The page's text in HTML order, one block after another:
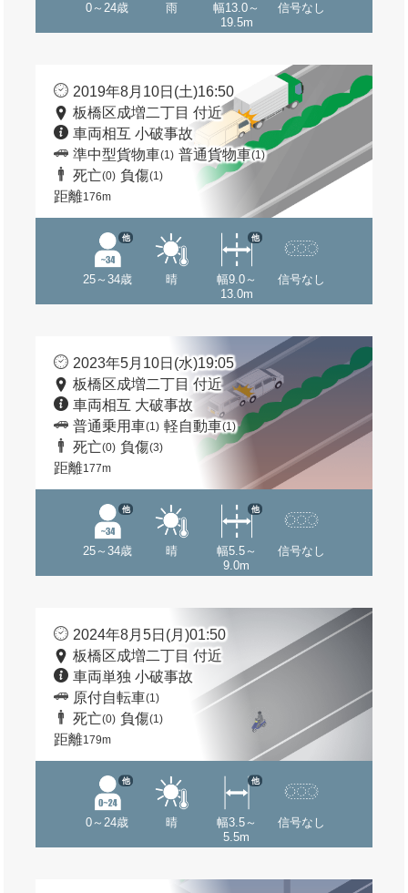
0～24歳 雨
幅13.0～
19.5m
信号なし
2019年8月10日(土)16:50
板橋区成増二丁目 付近
車両相互 小破事故
準中型貨物車(1) 普通貨物車(1)
死亡(0) 負傷(1)
距離176m
25～34歳
他
晴
幅9.0～
13.0m
他
信号なし
2023年5月10日(水)19:05
板橋区成増二丁目 付近
車両相互 大破事故
普通乗用車(1) 軽自動車(1)
死亡(0) 負傷(3)
距離177m
25～34歳
他
晴
幅5.5～
9.0m
他
信号なし
2024年8月5日(月)01:50
板橋区成増二丁目 付近
車両単独 小破事故
原付自転車(1)
死亡(0) 負傷(1)
距離179m
0～24歳
他
晴
幅3.5～
5.5m
他
信号なし